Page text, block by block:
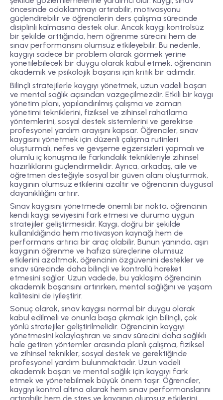
öncesinde odaklanmayı artırabilir, motivasyonu
güçlendirebilir ve öğrencilerin ders çalışma sürecinde
disiplinli kalmasına destek olur. Ancak kaygı kontrolsüz
bir şekilde arttığında, hem öğrenme sürecini hem de
sınav performansını olumsuz etkileyebilir. Bu nedenle,
kaygıyı sadece bir problem olarak görmek yerine
yönetilebilecek bir duygu olarak kabul etmek, öğrencinin
akademik ve psikolojik başarısı için kritik bir adımdır.
Bilinçli stratejilerle kaygıyı yönetmek, uzun vadeli başarı
ve mental sağlık açısından vazgeçilmezdir. Etkili bir kaygı
yönetim planı, yapılandırılmış çalışma ve zaman
yönetimi tekniklerini, fiziksel ve zihinsel rahatlama
yöntemlerini, sosyal destek sistemlerini ve gerekirse
profesyonel yardım arayışını kapsar. Öğrenciler, sınav
kaygısını yönetmek için düzenli çalışma rutinleri
oluşturmalı, nefes ve gevşeme egzersizleri yapmalı ve
olumlu iç konuşma ile farkındalık teknikleriyle zihinsel
hazırlıklarını güçlendirmelidir. Ayrıca, arkadaş, aile ve
öğretmen desteğiyle sosyal bir güven alanı oluşturmak,
kaygının olumsuz etkilerini azaltır ve öğrencinin duygusal
dayanıklılığını artırır.
Sınav kaygısını yönetmede önemli bir nokta, öğrencinin
kendi kaygı seviyesini fark etmesi ve duruma uygun
stratejiler geliştirmesidir. Kaygı, doğru bir şekilde
kullanıldığında hem motivasyon kaynağı hem de
performans artırıcı bir araç olabilir. Bunun yanında, aşırı
kaygının öğrenme ve hafıza süreçlerine olumsuz
etkilerini azaltmak, öğrencinin özgüvenini destekler ve
sınav sürecinde daha bilinçli ve kontrollü hareket
etmesini sağlar. Uzun vadede, bu yaklaşım öğrencinin
akademik başarısını artırırken, mental sağlığını ve yaşam
kalitesini de iyileştirir.
Sonuç olarak, sınav kaygısı normal bir duygu olarak
kabul edilmeli ve onunla başa çıkmak için bilinçli, çok
yönlü stratejiler geliştirilmelidir. Öğrencinin kaygıyı
yönetmesini kolaylaştıran ve sınav sürecini daha sağlıklı
hale getiren yöntemler arasında planlı çalışma, fiziksel
ve zihinsel teknikler, sosyal destek ve gerektiğinde
profesyonel yardım bulunmaktadır. Uzun vadeli
akademik başarı ve mental sağlık için kaygıyı fark
etmek ve yönetebilmek büyük önem taşır. Öğrenciler,
kaygıyı kontrol altına alarak hem sınav performanslarını